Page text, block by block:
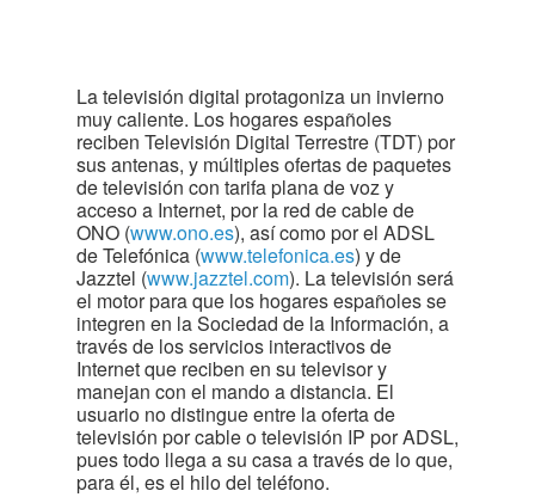
La televisión digital protagoniza un invierno
muy caliente. Los hogares españoles
reciben Televisión Digital Terrestre (TDT) por
sus antenas, y múltiples ofertas de paquetes
de televisión con tarifa plana de voz y
acceso a Internet, por la red de cable de
ONO (www.ono.es), así como por el ADSL
de Telefónica (www.telefonica.es) y de
Jazztel (www.jazztel.com). La televisión será
el motor para que los hogares españoles se
integren en la Sociedad de la Información, a
través de los servicios interactivos de
Internet que reciben en su televisor y
manejan con el mando a distancia. El
usuario no distingue entre la oferta de
televisión por cable o televisión IP por ADSL,
pues todo llega a su casa a través de lo que,
para él, es el hilo del teléfono.